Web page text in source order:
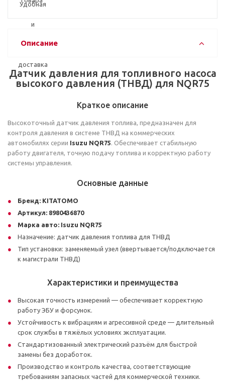
Описание
Датчик давления для топливного насоса
высокого давления (ТНВД) для NQR75
Краткое описание
Высокоточный датчик давления топлива, предназначен для
контроля давления в системе ТНВД на коммерческих
автомобилях серии Isuzu NQR75 . Обеспечивает стабильную
работу двигателя, точную подачу топлива и корректную работу
системы управления.
Основные данные
Бренд: KITATOMO
Артикул: 8980436870
Марка авто: Isuzu NQR75
Назначение: датчик давления топлива для ТНВД
Тип установки: заменяемый узел (ввертывается/подключается
к магистрали ТНВД)
Характеристики и преимущества
Высокая точность измерений — обеспечивает корректную
работу ЭБУ и форсунок.
Устойчивость к вибрациям и агрессивной среде — длительный
срок службы в тяжёлых условиях эксплуатации.
Стандартизованный электрический разъём для быстрой
замены без доработок.
Производство и контроль качества, соответствующие
требованиям запасных частей для коммерческой техники.